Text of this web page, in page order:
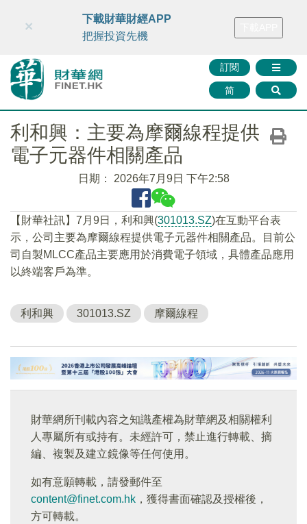
財華智庫網 FINTV FINMETA 財華證券 媒體矩陣
訂閱
简
×
下載財華財經APP
把握投資先機
利和興：主要為摩爾線程提供
電子元器件相關產品
日期： 2026年7月9日 下午2:58
【財華社訊】7月9日，利和興(301013.SZ)在互動平台表
示，公司主要為摩爾線程提供電子元器件相關產品。目前公
司自製MLCC產品主要應用於消費電子領域，具體產品應用
以終端客戶為準。
利和興 301013.SZ 摩爾線程
財華網所刊載內容之知識產權為財華網及相關權利
人專屬所有或持有。未經許可，禁止進行轉載、摘
編、複製及建立鏡像等任何使用。
如有意願轉載，請發郵件至
content@finet.com.hk ，獲得書面確認及授權後，
方可轉載。